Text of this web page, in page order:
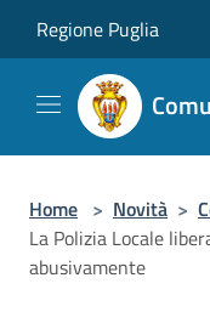
Regione Puglia
Home > Novità >
La Polizia Locale
abusivamente